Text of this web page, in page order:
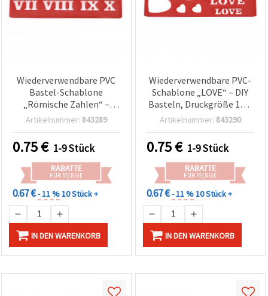
Wiederverwendbare PVC
Bastel-Schablone
„Römische Zahlen“ –
Motivgröße 17,5 x 4,3 cm
Artikelnummer: 843289
0.75€ 1-9 Stück
RABATTE
FÜR MENGE
0.67 €- 11 %10 Stück +
IN DEN WARENKORB
Wiederverwendbare PVC-
Schablone „LOVE“ – DIY
Basteln, Druckgröße 17,5
x 5,8 cm
Artikelnummer: 843290
0.75€ 1-9 Stück
RABATTE
FÜR MENGE
0.67 €- 11 %10 Stück +
IN DEN WARENKORB